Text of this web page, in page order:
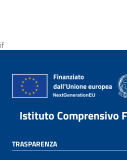
if
Istituto Comprensivo
TRASPARENZA